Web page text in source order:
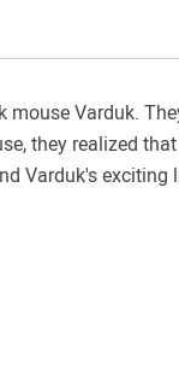
Varduk.
they realized
Varduk's